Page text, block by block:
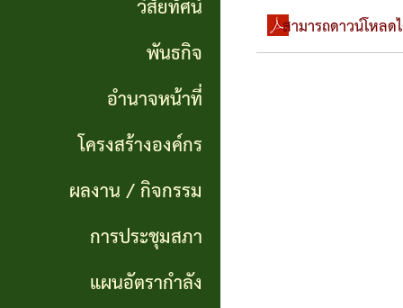
จัดจ้าง
รายงาน
จัดซื้อ
จัดจ้าง
ข่าว
จัด
แผนการ
ดำเนิน
งาน
แผนการ
จัดซื้อ
กิจ
หน้าที่
โครงสร้าง
วิสัยทัศน์
พันธกิจ
อำนาจหน้าที่
โครงสร้างองค์กร
ผลงาน / กิจกรรม
การประชุมสภา
แผนอัตรากำลัง
สามารถดาวน์โหล